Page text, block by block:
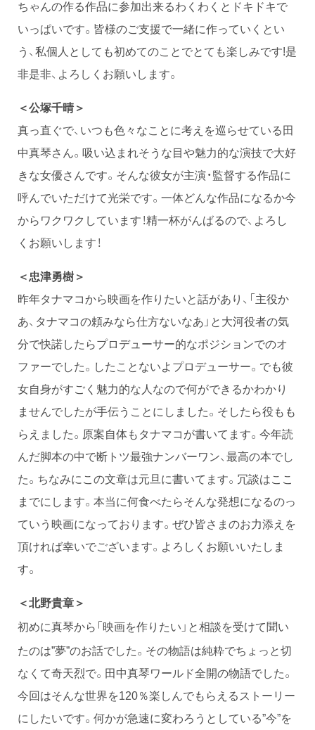
ちゃんの作る作品に参加出来るわくわくとドキドキで
いっぱいです。皆様のご支援で一緒に作っていくとい
う、私個人としても初めてのことでとても楽しみです!是
非是非、よろしくお願いします。
＜公塚千晴＞
真っ直ぐで、いつも色々なことに考えを巡らせている田
中真琴さん。吸い込まれそうな目や魅力的な演技で大好
きな女優さんです。そんな彼女が主演・監督する作品に
呼んでいただけて光栄です。一体どんな作品になるか今
からワクワクしています！精一杯がんばるので、よろし
くお願いします！
＜忠津勇樹＞
昨年タナマコから映画を作りたいと話があり、「主役か
あ、タナマコの頼みなら仕方ないなあ」と大河役者の気
分で快諾したらプロデューサー的なポジションでのオ
ファーでした。したことないよプロデューサー。でも彼
女自身がすごく魅力的な人なので何ができるかわかり
ませんでしたが手伝うことにしました。そしたら役もも
らえました。原案自体もタナマコが書いてます。今年読
んだ脚本の中で断トツ最強ナンバーワン、最高の本でし
た。ちなみにこの文章は元旦に書いてます。冗談はここ
までにします。本当に何食べたらそんな発想になるのっ
ていう映画になっております。ぜひ皆さまのお力添えを
頂ければ幸いでございます。よろしくお願いいたしま
す。
＜北野貴章 ＞
初めに真琴から「映画を作りたい」と相談を受けて聞い
たのは”夢”のお話でした。その物語は純粋でちょっと切
なくて奇天烈で。田中真琴ワールド全開の物語でした。
今回はそんな世界を120％楽しんでもらえるストーリー
にしたいです。何かが急速に変わろうとしている”今”を